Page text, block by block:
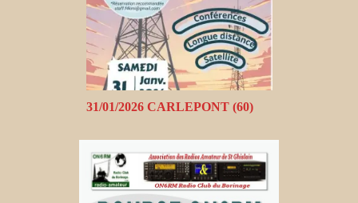
31/01/2026 CARLEPONT (60)